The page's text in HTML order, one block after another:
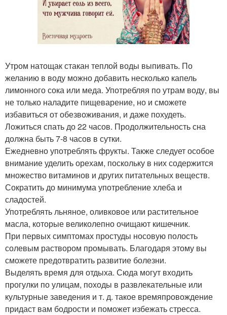
Утром натощак стакан теплой воды выпивать. По
желанию в воду можно добавить несколько капель
лимонного сока или меда. Употребляя по утрам воду, вы
не только наладите пищеварение, но и сможете
избавиться от обезвоживания, и даже похудеть.
Ложиться спать до 22 часов. Продолжительность сна
должна быть 7-8 часов в сутки.
Ежедневно употреблять фрукты. Также следует особое
внимание уделить орехам, поскольку в них содержится
множество витаминов и других питательных веществ.
Сократить до минимума употребление хлеба и
сладостей.
Употреблять льняное, оливковое или растительное
масла, которые великолепно очищают кишечник.
При первых симптомах простуды носовую полость
солевым раствором промывать. Благодаря этому вы
сможете предотвратить развитие болезни.
Выделять время для отдыха. Сюда могут входить
прогулки по улицам, походы в развлекательные или
культурные заведения и т. д. такое времяпровождение
придаст вам бодрости и поможет избежать стресса.